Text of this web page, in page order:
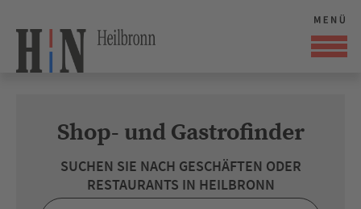
Shop- und Gastrofinder
SUCHEN SIE NACH GESCHÄFTEN ODER
RESTAURANTS IN HEILBRONN